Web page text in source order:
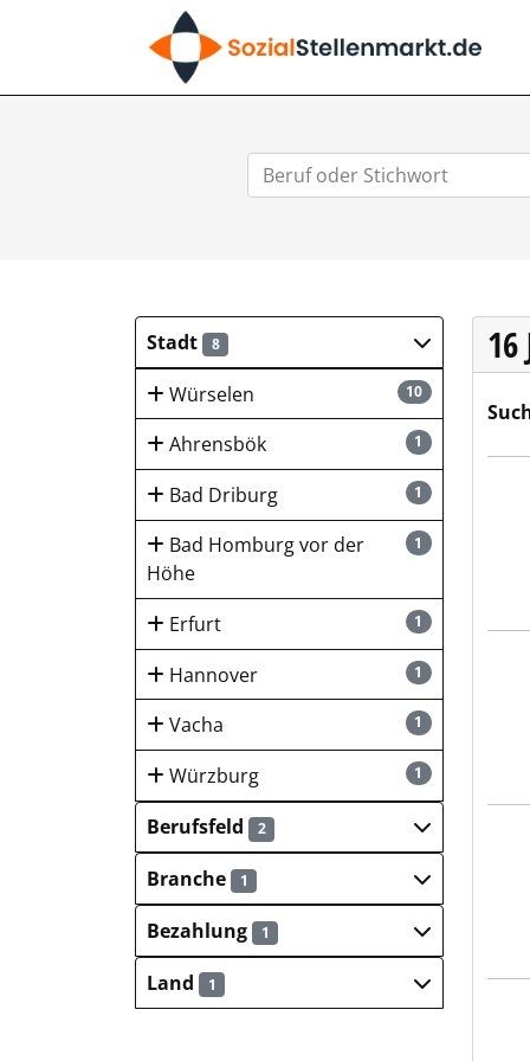
Stadt 8
10
Würselen
1
Ahrensbök
1
Bad Driburg
1
Bad Homburg vor der
Höhe
1
Erfurt
1
Hannover
1
Vacha
1
Würzburg
Berufsfeld
2
Branche 1
Bezahlung 1
Land 1
16